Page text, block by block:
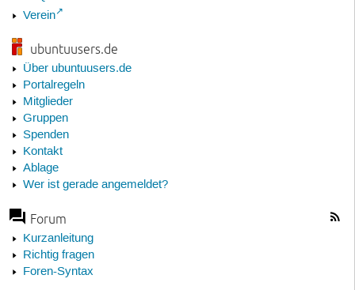
Verein
ubuntuusers.de
Über ubuntuusers.de
Portalregeln
Mitglieder
Gruppen
Spenden
Kontakt
Ablage
Wer ist gerade angemeldet?
Forum
Kurzanleitung
Richtig fragen
Foren-Syntax